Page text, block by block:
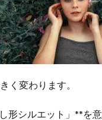
く変わります。
形シルエット」**を